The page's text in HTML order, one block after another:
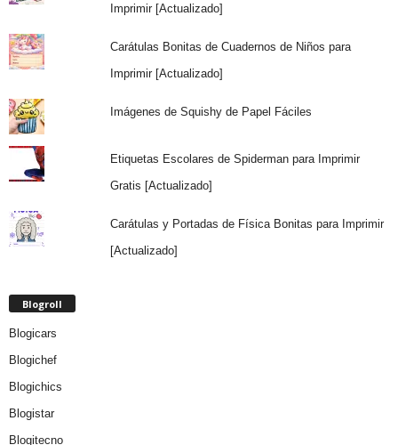
Imprimir [Actualizado]
Carátulas Bonitas de Cuadernos de Niños para
Imprimir [Actualizado]
Imágenes de Squishy de Papel Fáciles
Etiquetas Escolares de Spiderman para Imprimir
Gratis [Actualizado]
Carátulas y Portadas de Física Bonitas para Imprimir
[Actualizado]
Blogroll
Blogicars
Blogichef
Blogichics
Blogistar
Blogitecno